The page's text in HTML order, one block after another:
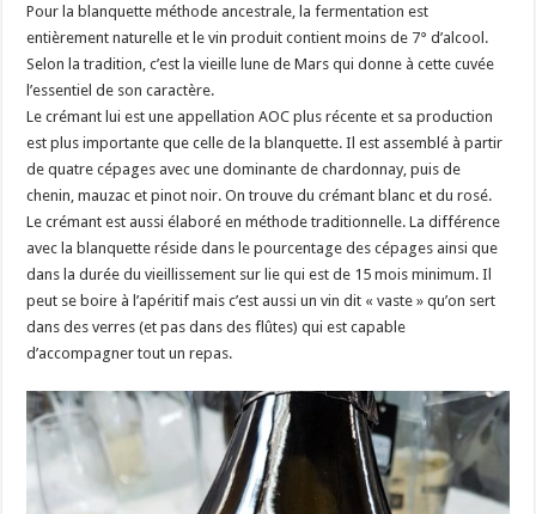
Pour la blanquette méthode ancestrale, la fermentation est
entièrement naturelle et le vin produit contient moins de 7° d’alcool.
Selon la tradition, c’est la vieille lune de Mars qui donne à cette cuvée
l’essentiel de son caractère.
Le crémant lui est une appellation AOC plus récente et sa production
est plus importante que celle de la blanquette. Il est assemblé à partir
de quatre cépages avec une dominante de chardonnay, puis de
chenin, mauzac et pinot noir. On trouve du crémant blanc et du rosé.
Le crémant est aussi élaboré en méthode traditionnelle. La différence
avec la blanquette réside dans le pourcentage des cépages ainsi que
dans la durée du vieillissement sur lie qui est de 15 mois minimum. Il
peut se boire à l’apéritif mais c’est aussi un vin dit « vaste » qu’on sert
dans des verres (et pas dans des flûtes) qui est capable
d’accompagner tout un repas.